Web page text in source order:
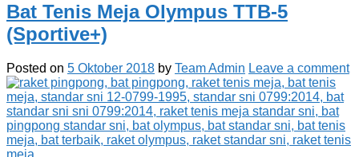
Bat Tenis Meja Olympus TTB-5
(Sportive+)
Posted on 5 Oktober 2018 by Team Admin Leave a comment